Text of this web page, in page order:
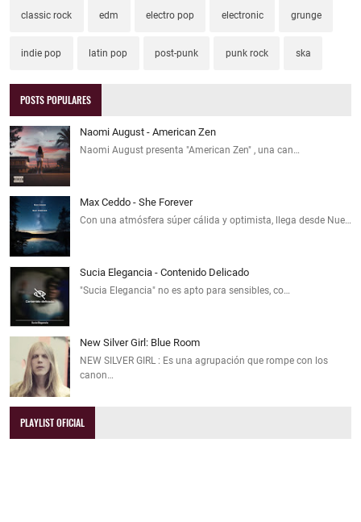
classic rock edm electro pop electronic grunge
indie pop latin pop post-punk punk rock ska
POSTS POPULARES
Naomi August - American Zen
Naomi August presenta "American Zen" , una can…
Max Ceddo - She Forever
Con una atmósfera súper cálida y optimista, llega desde Nue…
Sucia Elegancia - Contenido Delicado
"Sucia Elegancia" no es apto para sensibles, co…
New Silver Girl: Blue Room
NEW SILVER GIRL : Es una agrupación que rompe con los
canon…
PLAYLIST OFICIAL